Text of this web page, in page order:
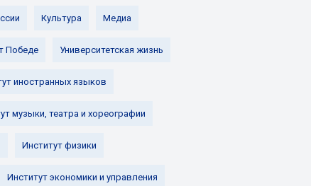
Культура Медиа
Победе Университетская жизнь
иностранных языков
музыки, театра и хореографии
Институт физики
Институт экономики и управления